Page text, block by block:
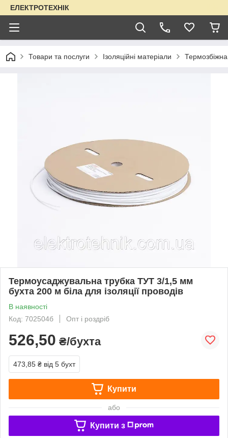
ЕЛЕКТРОТЕХНІК
Товари та послуги Ізоляційні матеріали
Термоусаджувальна трубка ТУТ 3/1,5 мм
бухта 200 м біла для ізоляції проводів
В наявності
Код: 702504б
Опт і роздріб
526,50 ₴/бухта
473,85 ₴ від 5 бухт
Купити
або
Купити з